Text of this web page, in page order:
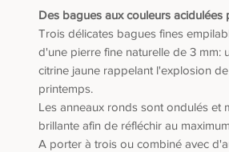
Des bagues aux couleurs acidulées
Trois délicates bagues fines
d'une pierre fine naturelle de 3 mm:
citrine jaune rappelant l'explosion
printemps.
Les anneaux ronds sont ondulés et
brillante afin de réfléchir au
A porter à trois ou combiné avec